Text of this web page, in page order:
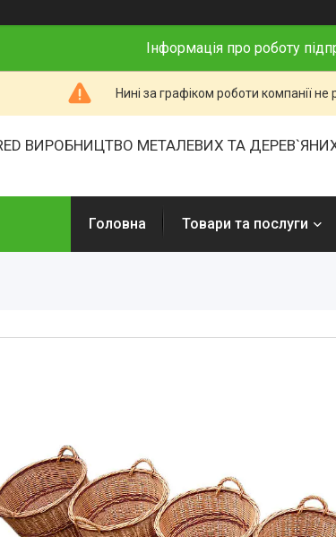
Інформація про роботу
Нині за графіком роботи компанії
ВИРОБНИЦТВО МЕТАЛЕВИХ ТА
Головна Товари та послуги